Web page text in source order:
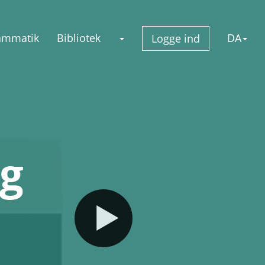
Bibliotek Logge ind DA